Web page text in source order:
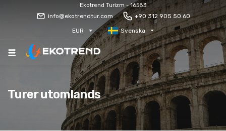
Ekotrend Turizm - 16583
info@ekotrendtur.com +90 312 905 50 60
EUR Svenska
Turer utomlands